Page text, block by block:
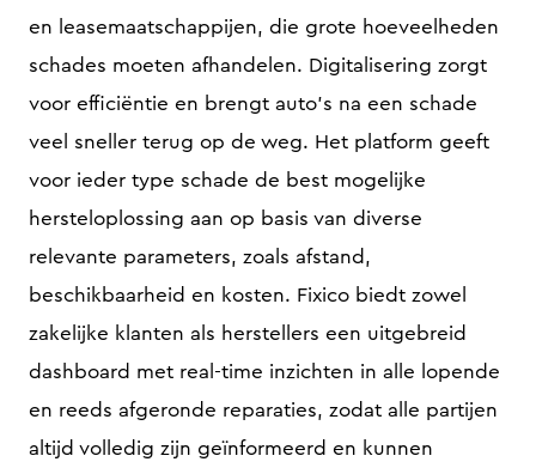
en leasemaatschappijen, die grote hoeveelheden
schades moeten afhandelen. Digitalisering zorgt
voor efficiëntie en brengt auto’s na een schade
veel sneller terug op de weg. Het platform geeft
voor ieder type schade de best mogelijke
hersteloplossing aan op basis van diverse
relevante parameters, zoals afstand,
beschikbaarheid en kosten. Fixico biedt zowel
zakelijke klanten als herstellers een uitgebreid
dashboard met real-time inzichten in alle lopende
en reeds afgeronde reparaties, zodat alle partijen
altijd volledig zijn geïnformeerd en kunnen